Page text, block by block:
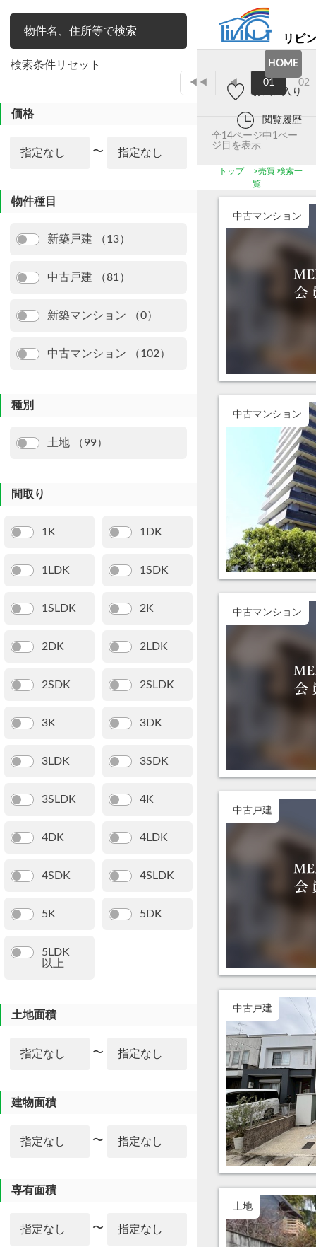
検索条件リセット
価格
〜
物件種目
新築戸建 （13）
中古戸建 （81）
新築マンション （0）
中古マンション （102）
種別
土地 （99）
間取り
1K 1DK
1LDK 1SDK
1SLDK 2K
2DK 2LDK
2SDK 2SLDK
3K 3DK
3LDK 3SDK
3SLDK 4K
4DK 4LDK
4SDK 4SLDK
5K 5DK
5LDK
以上
土地面積
〜
建物面積
〜
専有面積
〜
リビ
HOME
お気に入り
閲覧履歴
◀◀ ◀ 01 02
全14ページ中1ペー
ジ目を表示
トップ >売買 検索一
覧
中古マンション
中古マンション
中古マンション
中古戸建
中古戸建
土地